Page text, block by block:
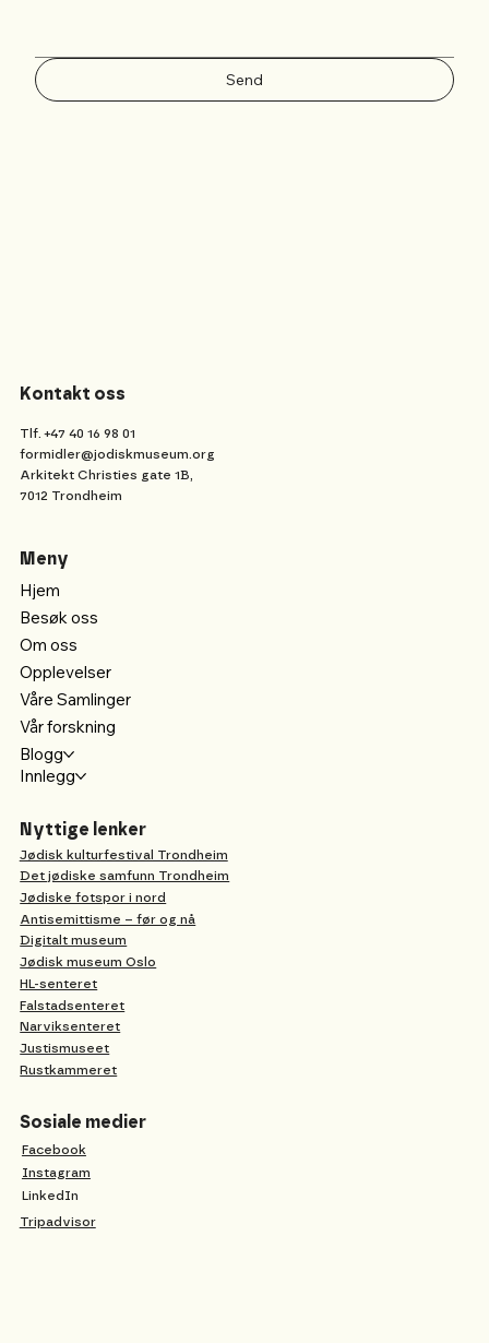
Kontakt oss
Tlf. +47 40 16 98 01
formidler@jodiskmuseum.org
Arkitekt Christies gate 1B,
7012 Trondheim
Meny
Hjem
Besøk oss
Om oss
Opplevelser
Våre Samlinger
Vår forskning
Blogg
Innlegg
Sosiale medier
Facebook
Instagram
LinkedIn
Tripadvisor
Nyttige lenker
Jødisk kulturfestival Trondheim
Det jødiske samfunn Trondheim
Jødiske fotspor i nord
Antisemittisme – før og nå
Digitalt museum
Jødisk museum Oslo
HL-senteret
Falstadsenteret
Narviksenteret
Justismuseet
Rustkammeret
Send